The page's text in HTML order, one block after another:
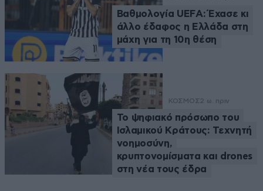
Βαθμολογία UEFA: Έχασε κι
άλλο έδαφος η Ελλάδα στη
μάχη για τη 10η θέση
ΚΟΣΜΟΣ2 ω. πριν
Το ψηφιακό πρόσωπο του
Ισλαμικού Κράτους: Τεχνητή
νοημοσύνη,
κρυπτονομίσματα και drones
στη νέα τους έδρα